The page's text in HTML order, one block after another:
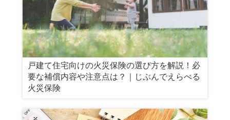
戸建て住宅向けの火災保険の選び方を解説！必
要な補償内容や注意点は？｜じぶんでえらべる
火災保険